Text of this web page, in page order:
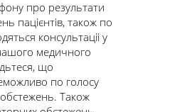
про результати
пацієнтів, також по
консультаціі у
медичного
що
по голосу
Також